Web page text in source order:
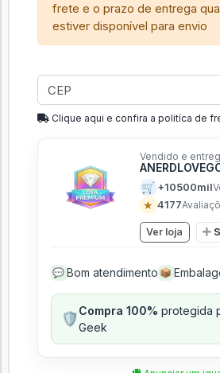
frete e o prazo de entrega
estiver disponível para envio
Clique aqui e confira a politíca de
Vendido e
🛒 +10500mil
★ 4177
Ver loja
💬 Bom atendimento 📦
🛡️Compra 100% protegida
Geek